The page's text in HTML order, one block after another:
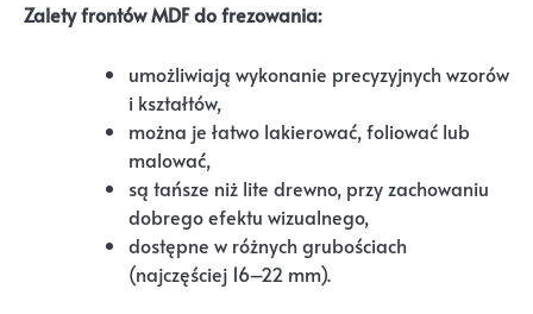
Zalety frontów MDF do frezowania:
umożliwiają wykonanie precyzyjnych wzorów
i kształtów,
można je łatwo lakierować, foliować lub
malować,
są tańsze niż lite drewno, przy zachowaniu
dobrego efektu wizualnego,
dostępne w różnych grubościach
(najczęściej 16–22 mm).